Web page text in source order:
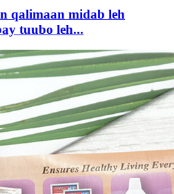
qalimaan midab leh
tuubo leh...